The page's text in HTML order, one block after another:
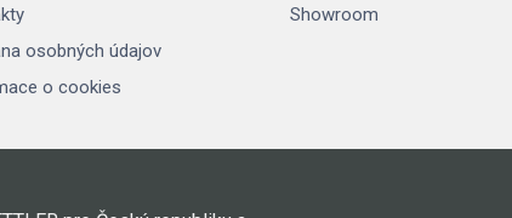
osobných údajov
o cookies
Showroom